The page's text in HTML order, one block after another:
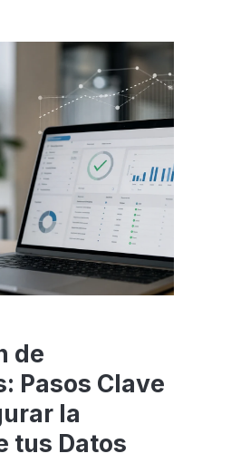
de
Pasos Clave
la
tus Datos